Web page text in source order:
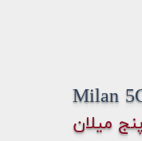
میلان
Milan